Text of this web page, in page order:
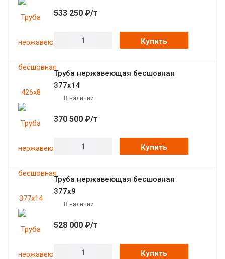
533 250 ₽/т
Купить
Труба нержавеющая бесшовная
377х14
В наличии
370 500 ₽/т
Купить
Труба нержавеющая бесшовная
377х9
В наличии
528 000 ₽/т
Купить